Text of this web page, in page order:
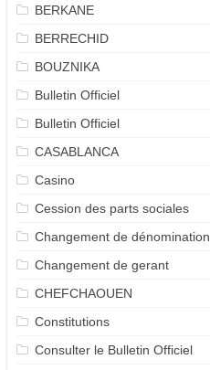
BERKANE
BERRECHID
BOUZNIKA
Bulletin Officiel
Bulletin Officiel
CASABLANCA
Casino
Cession des parts sociales
Changement de dénomination
Changement de gerant
CHEFCHAOUEN
Constitutions
Consulter le Bulletin Officiel